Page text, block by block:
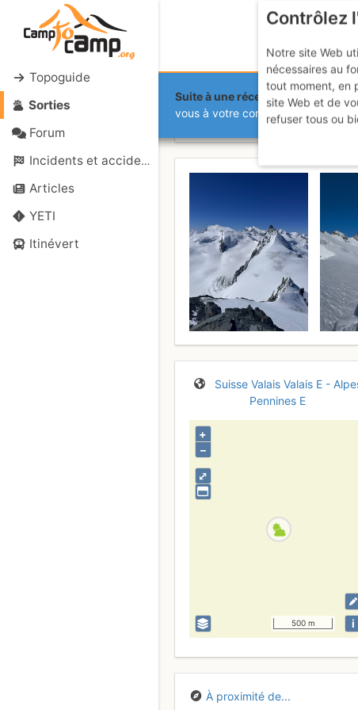
Topoguide
Sorties
Forum
Incidents et accidents
Articles
YETI
Itinévert
Suite à une récente et importante
vous à votre compte sur le site.
Allalinhorn
Suisse Valais Valais E -
Pennines E
⤢
+
–
500 m i
À proximité de...
Contrôlez
Notre site Web
nécessaires au
tout moment, en
site Web et de
refuser tous ou